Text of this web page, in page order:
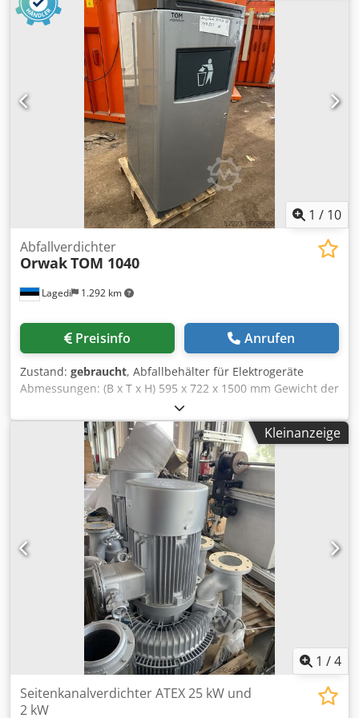
Csdpoxw Tquefx Apteha
1 / 10
Lagedi 1.292 km
Abfallverdichter
OrwakTOM 1040
Preisinfo Anrufen
Zustand: gebraucht, Abfallbehälter für Elektrogeräte
Abmessungen: (B x T x H) 595 x 722 x 1500 mm Gewicht der
Maschine: 112 kg Stromversorgung: 100-240 V. 50/60 Hz
Verdichtungsverhältnis bis zu 7:1 Codpfx Apju R Uiajtsha
Kleinanzeige
1 /4
Seitenkanalverdichter ATEX 25 kW und
2 kW